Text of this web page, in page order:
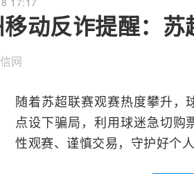
动反诈提醒：
网
随着苏超联赛观赛热度攀升，
点设下骗局，利用球迷急切购
性观赛、谨慎交易，守护好个人